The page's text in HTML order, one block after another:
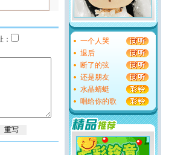
一个人哭
退后
断了的弦
还是朋友
水晶蜻蜓
唱给你的歌